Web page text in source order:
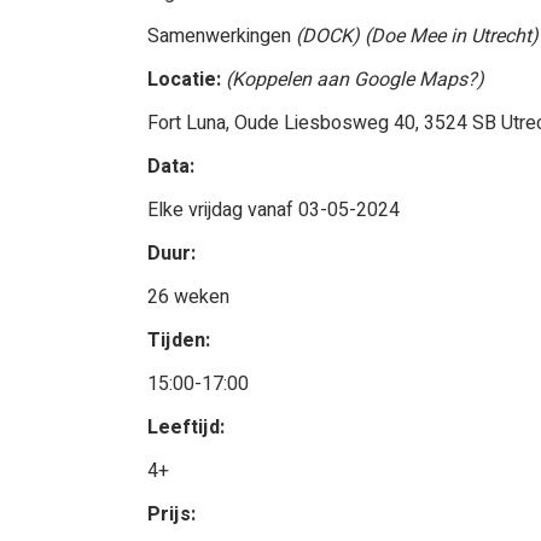
Samenwerkingen (DOCK) (Doe Mee in Utrecht)
Locatie: (Koppelen aan Google Maps?)
Fort Luna, Oude Liesbosweg 40, 3524 SB
Data:
Elke vrijdag vanaf 03-05-2024
Duur:
26 weken
Tijden:
15:00-17:00
Leeftijd:
4+
Prijs: